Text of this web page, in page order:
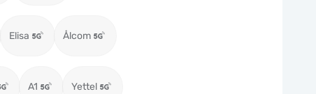
Elisa Ålcom
A1 Yettel